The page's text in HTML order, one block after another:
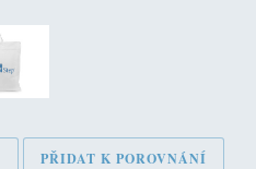
PŘIDAT K POROVNÁNÍ